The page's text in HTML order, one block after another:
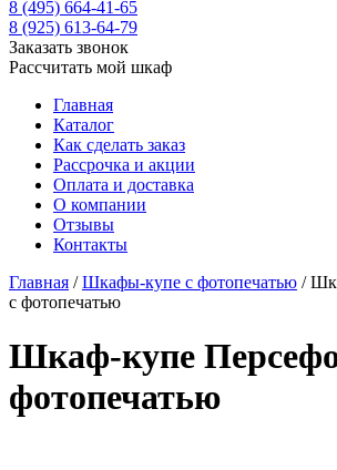
8 (495) 664-41-65
8 (925) 613-64-79
Заказать звонок
Рассчитать мой шкаф
Главная
Каталог
Как сделать заказ
Рассрочка и акции
Оплата и доставка
О компании
Отзывы
Контакты
Главная /Шкафы-купе с фотопечатью /
с фотопечатью
Шкаф-купе
фотопечатью